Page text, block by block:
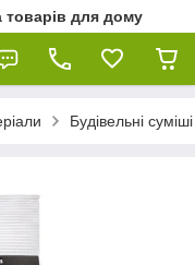
товарів для дому
Будівельні суміші